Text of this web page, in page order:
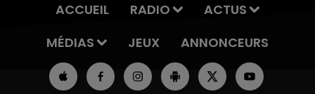
ACCUEIL RADIO
ACTUS
MÉDIAS
JEUX ANNONCEURS